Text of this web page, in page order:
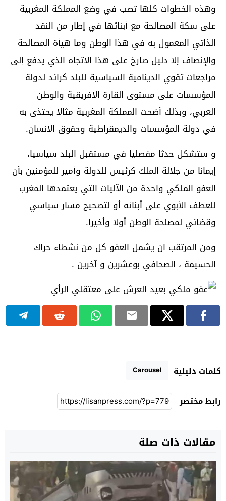
وهذه الخطوات كلها تصب في وضع المملكة المغربية
على سكة المصالحة مع أبنائها في إطار من النقد
الذاتي المعمول به في هذا الوطن وما هيأة المصالحة
والإنصاف إلا دليل صارخ على هذا الاتجاه الذي يدفع إلى
مراجعات تقوي الدينامية السياسية للبلد كرائد لدولة
المؤسسات على مستوى القارة الافريقية والوطن
العربي، وبذلك أضحت المملكة المغربية مثالا يحتذى به
في دولة المؤسسات والديمقراطية وحقوق الانسان.
و ستشكل حدثا مفصليا في مستقبل البلد سياسيا،
إيمانا من جلالة الملك كرئيس للدولة وأمير للمؤمنين بأن
العفو الملكي واحدة من الآليات التي يعتمدها المغرب
للعطف الأبوي على أبنائه أو لتصحيح مسار سياسي
وقضائي لمصلحة الوطن أولا وأخيرا.
ومن المرتقب ان يشمل العفو كل من نشطاء حراك
الحسيمة ، الصحافي بوعشرين و آخرين .
كلمات دليلية Carousel
رابط مختصر
مقالات ذات صلة